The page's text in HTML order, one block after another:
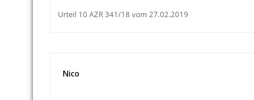
Urteil 10 AZR 341/18 vom 27.02.2019
Nico